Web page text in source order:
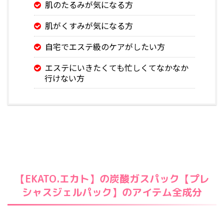
肌のたるみが気になる方
肌がくすみが気になる方
自宅でエステ級のケアがしたい方
エステにいきたくても忙しくてなかなか
行けない方
【EKATO.エカト】の炭酸ガスパック【プレ
シャスジェルパック】のアイテム全成分